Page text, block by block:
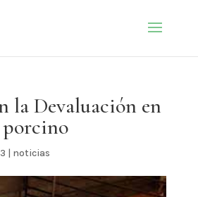
la Devaluación en
porcino
| noticias